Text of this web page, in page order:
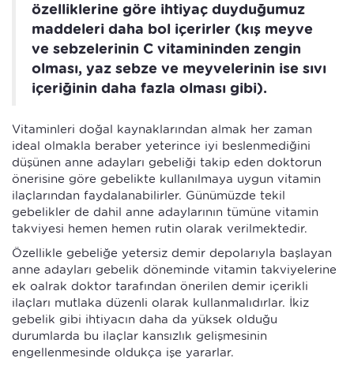
özelliklerine göre ihtiyaç duyduğumuz
maddeleri daha bol içerirler (kış meyve
ve sebzelerinin C vitamininden zengin
olması, yaz sebze ve meyvelerinin ise sıvı
içeriğinin daha fazla olması gibi).
Vitaminleri doğal kaynaklarından almak her zaman
ideal olmakla beraber yeterince iyi beslenmediğini
düşünen anne adayları gebeliği takip eden doktorun
önerisine göre gebelikte kullanılmaya uygun vitamin
ilaçlarından faydalanabilirler. Günümüzde tekil
gebelikler de dahil anne adaylarının tümüne vitamin
takviyesi hemen hemen rutin olarak verilmektedir.
Özellikle gebeliğe yetersiz demir depolarıyla başlayan
anne adayları gebelik döneminde vitamin takviyelerine
ek oalrak doktor tarafından önerilen demir içerikli
ilaçları mutlaka düzenli olarak kullanmalıdırlar. İkiz
gebelik gibi ihtiyacın daha da yüksek olduğu
durumlarda bu ilaçlar kansızlık gelişmesinin
engellenmesinde oldukça işe yararlar.